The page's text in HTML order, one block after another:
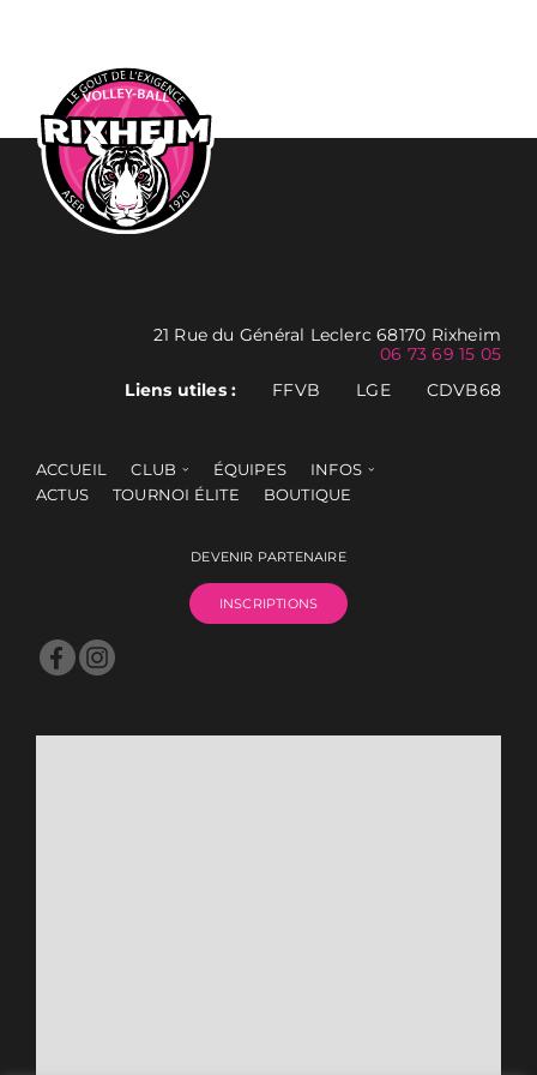
21 Rue du Général Leclerc 68170 Rixheim
06 73 69 15 05
Liens utiles :
FFVB LGE CDVB68
ACCUEIL CLUB ÉQUIPES
INFOS
ACTUS
TOURNOI ÉLITE BOUTIQUE
DEVENIR PARTENAIRE
INSCRIPTIONS